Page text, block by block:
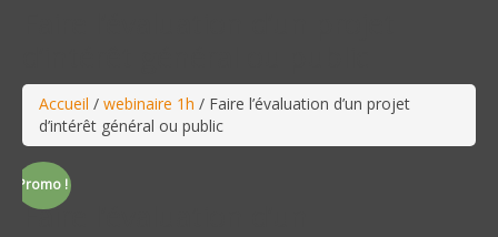
Accueil / webinaire 1h / Faire l’évaluation d’un projet
d’intérêt général ou public
Promo !
Faire l’évaluation d’un